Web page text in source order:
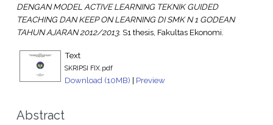
DENGAN MODEL ACTIVE LEARNING TEKNIK GUIDED
TEACHING DAN KEEP ON LEARNING DI SMK N 1 GODEAN
TAHUN AJARAN 2012/2013. S1 thesis, Fakultas Ekonomi.
Text
SKRIPSI FIX.pdf
Download (10MB) | Preview
Abstract